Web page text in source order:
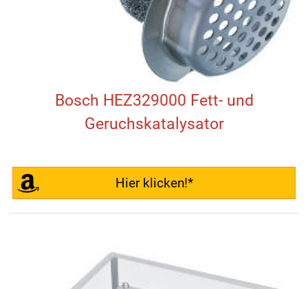
Bosch HEZ329000 Fett- und
Geruchskatalysator
Hier klicken!*